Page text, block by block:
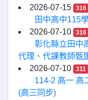
2026-07-15
316
田中高中115
2026-07-10
316
彰化縣立田中
代理、代課教師甄
2026-07-10
311
114-2 高一 高
(高三同步)